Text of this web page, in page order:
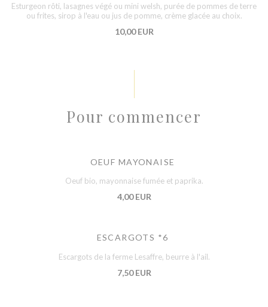
Esturgeon rôti, lasagnes végé ou mini welsh, purée de pommes de terre
ou frites, sirop à l'eau ou jus de pomme, crème glacée au choix.
10,00 EUR
Pour commencer
OEUF MAYONAISE
Oeuf bio, mayonnaise fumée et paprika.
4,00 EUR
ESCARGOTS *6
Escargots de la ferme Lesaffre, beurre à l'ail.
7,50 EUR